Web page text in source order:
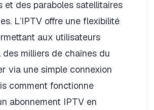
et des paraboles satellitaires
L’IPTV offre une flexibilité
aux utilisateurs
des milliers de chaînes du
via une simple connexion
comment fonctionne
abonnement IPTV en